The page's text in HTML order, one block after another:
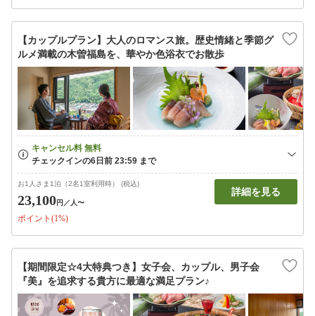
【カップルプラン】大人のロマンス旅。歴史情緒と季節グ
ルメ満載の木曽福島を、華やか色浴衣でお散歩
お1人さま1泊（2名1室利用時） (税込)
23,100円 ／人〜
ポイント(1%)
詳細を見る
【期間限定☆4大特典つき】女子会、カップル、男子会
『美』を追求する貴方に最適な満足プラン♪